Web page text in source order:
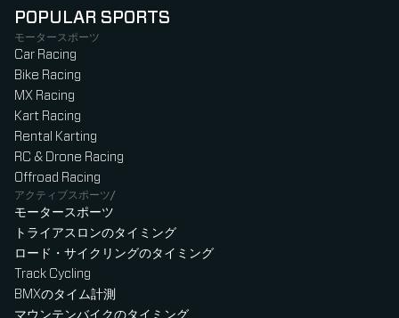
POPULAR SPORTS
モータースポーツ
Car Racing
Bike Racing
MX Racing
Kart Racing
Rental Karting
RC & Drone Racing
Offroad Racing
アクティブスポーツ/
モータースポーツ
トライアスロンのタイミング
ロード・サイクリングのタイミング
Track Cycling
BMXのタイム計測
マウンテンバイクのタイミング